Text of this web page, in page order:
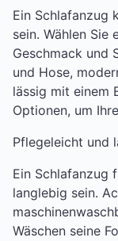
Ein Schlafanzug
sein. Wählen Sie
Geschmack und
und Hose,
lässig mit einem
Optionen, um
Pflegeleicht und
Ein Schlafanzug
langlebig sein.
Wäschen seine